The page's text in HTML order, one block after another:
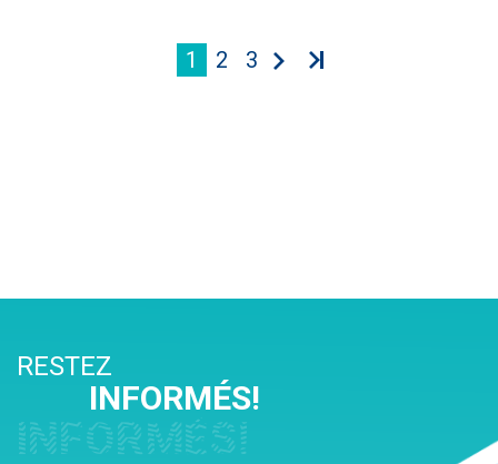
1 2 3
RESTEZ
INFORMÉS!
INFORMÉS!